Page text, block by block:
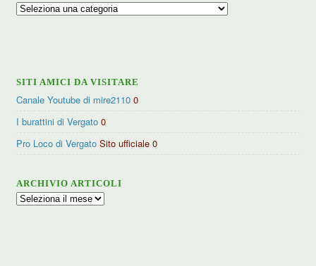
Ricerca
SITI AMICI DA VISITARE
Canale Youtube di mire2110 0
I burattini di Vergato 0
Pro Loco di Vergato Sito ufficiale 0
ARCHIVIO ARTICOLI
Archivio